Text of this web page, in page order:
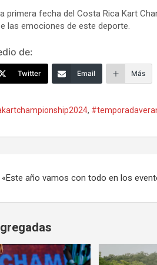
primera fecha del Costa Rica Kart
las emociones de este deporte.
de:
Twitter Email Más
,
«Este año vamos con todo en los